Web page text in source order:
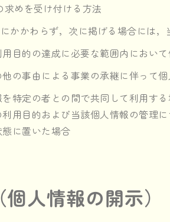
求めを受け付ける方法
かかわらず，次に掲げる場合には
用目的の達成に必要な範囲内におい
の事由による事業の承継に伴って
特定の者との間で共同して利用す
用目的および当該個人情報の管理
態に置いた場合
人情報の開示）